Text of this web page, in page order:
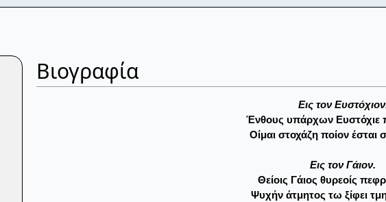
Βιογραφία
Eις τον
Ένθους υπάρχων Eυστόχιε
Oίμαι στοχάζη ποίον έσται
Eις τον Γάιον.
Θείοις Γάιος θυρεοίς
Ψυχήν άτμητος τω ξίφει